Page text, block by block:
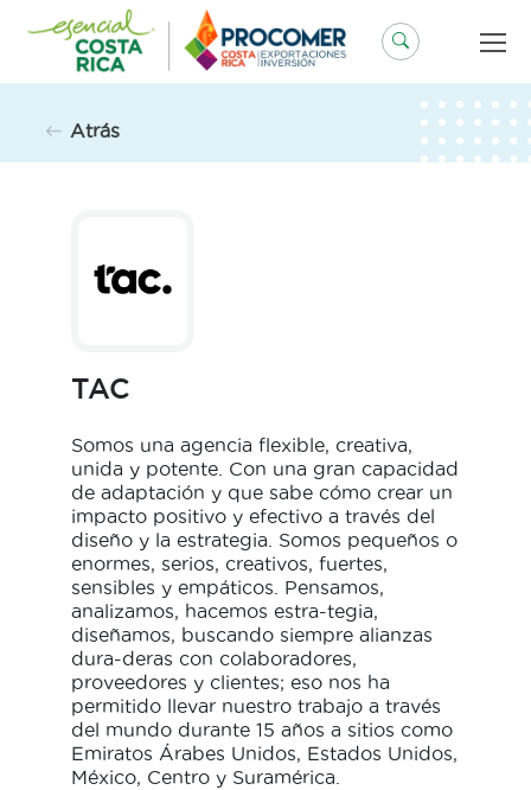
contenido
Atrás
TAC
Somos una agencia flexible, creativa,
unida y potente. Con una gran capacidad
de adaptación y que sabe cómo crear un
impacto positivo y efectivo a través del
diseño y la estrategia. Somos pequeños o
enormes, serios, creativos, fuertes,
sensibles y empáticos. Pensamos,
analizamos, hacemos estra-tegia,
diseñamos, buscando siempre alianzas
dura-deras con colaboradores,
proveedores y clientes; eso nos ha
permitido llevar nuestro trabajo a través
del mundo durante 15 años a sitios como
Emiratos Árabes Unidos, Estados Unidos,
México, Centro y Suramérica.